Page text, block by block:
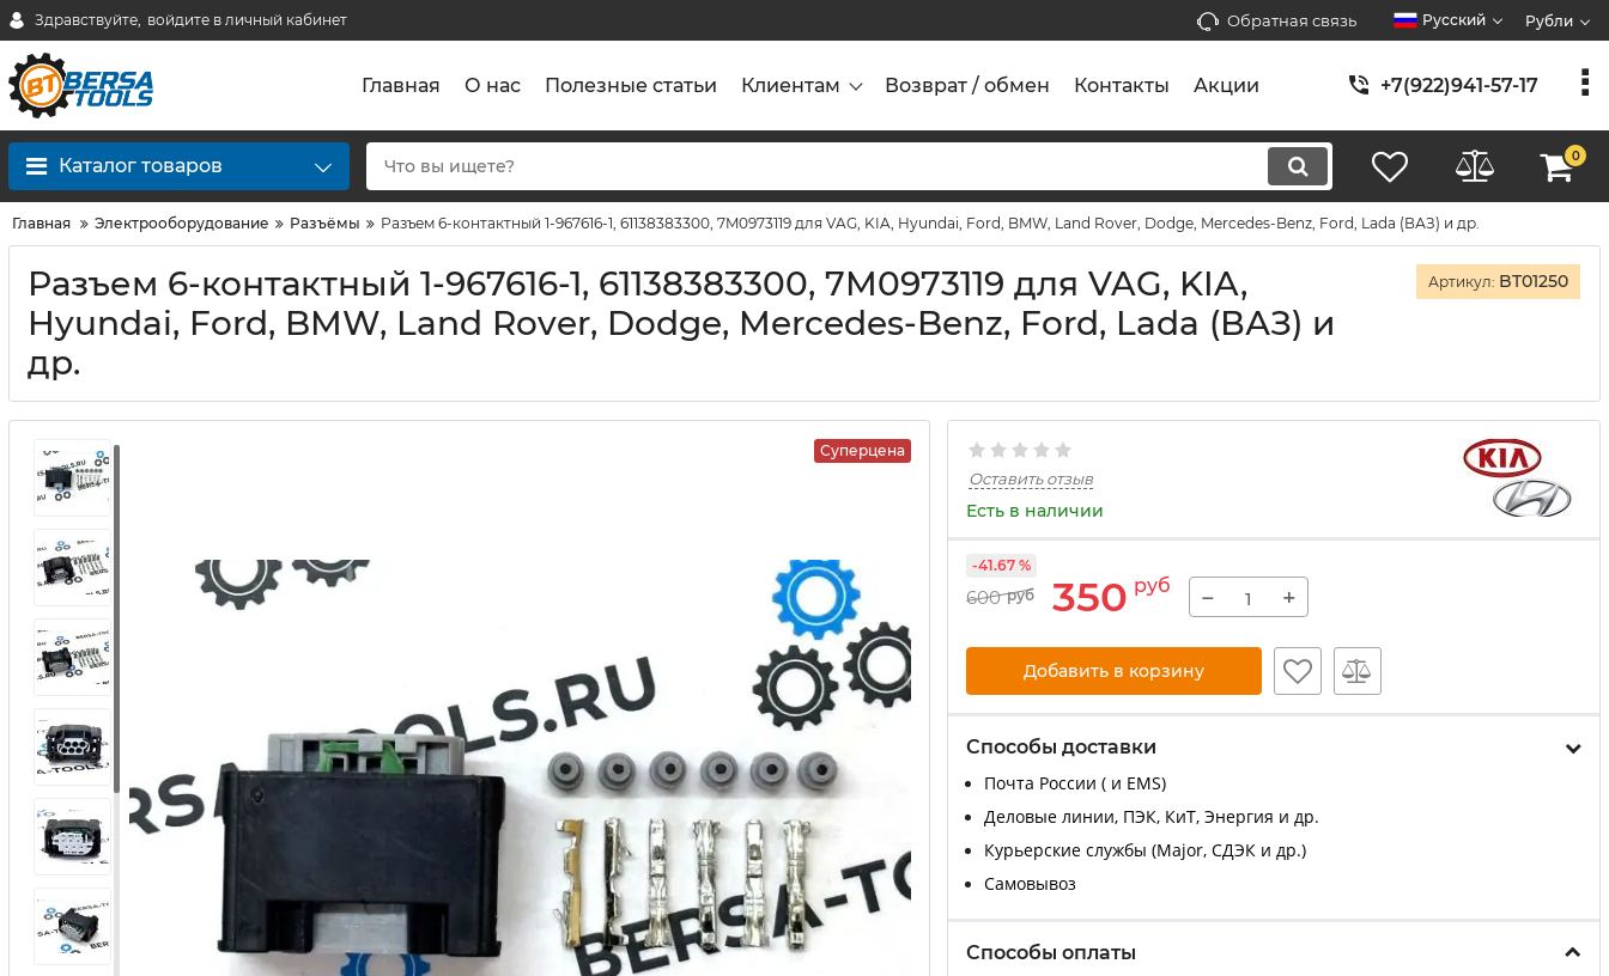
Здравствуйте, войдите в личный кабинет Обратная связь Русский Рубли
Главная О нас Полезные статьи Клиентам Возврат / обмен Контакты Акции +7(922)941-57-17
Каталог товаров 0
Главная Электрооборудование Разъёмы Разъем 6-контактный 1-967616-1, 61138383300, 7M0973119 для VAG, KIA, Hyundai, Ford, BMW, Land Rover, Dodge, Mercedes-Benz, Ford, Lada (ВАЗ) и др.
Разъем 6-контактный 1-967616-1, 61138383300, 7M0973119 для VAG, KIA,
Hyundai, Ford, BMW, Land Rover, Dodge, Mercedes-Benz, Ford, Lada (ВАЗ) и
др.
Артикул: BT01250
Суперцена
Оставить отзыв
Есть в наличии
600 руб 350 руб
-41.67 %
− +
Добавить в корзину
Способы доставки
Почта России ( и EMS)
Деловые линии, ПЭК, КиТ, Энергия и др.
Курьерские службы (Major, СДЭК и др.)
Самовывоз
Способы оплаты